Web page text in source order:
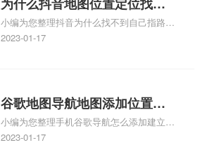
到了？抖音为什么找不到当前
定位了？
小编为您整理抖音为什么找不到自己指路人
地图标注服务中心铺的位置、地图位置更新
服务中心位置、抖音突然不显示定位了相关
地图标注知识，详情可查看下方正文！
2023-01-17
谷歌地图导航地图添加位置？
添加谷歌地图导航位置？
小编为您整理手机谷歌导航怎么添加建立多
人位置、如何在地图，谷歌地图添加公司位
2023-01-17